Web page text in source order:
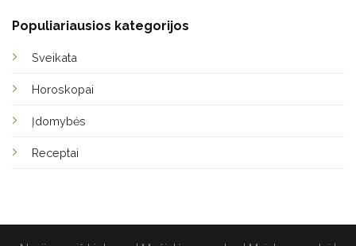
Populiariausios kategorijos
Sveikata
Horoskopai
Įdomybės
Receptai